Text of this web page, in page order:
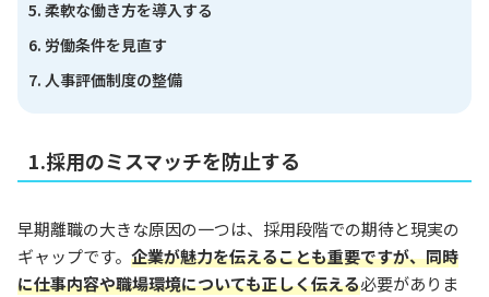
柔軟な働き方を導入する
労働条件を見直す
人事評価制度の整備
1.採用のミスマッチを防止する
早期離職の大きな原因の一つは、採用段階での期待と現実の
ギャップです。 企業が魅力を伝えることも重要ですが、同時
に仕事内容や職場環境についても正しく伝える必要がありま